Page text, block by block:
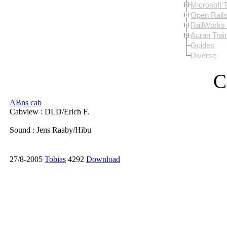
Microsoft
Open
RailWorks
Auran
Guides
Diverse
ABns cab
Cabview : DLD/Erich F.
Sound : Jens Raaby/Hibu
27/8-2005 Tobias 4292 Download